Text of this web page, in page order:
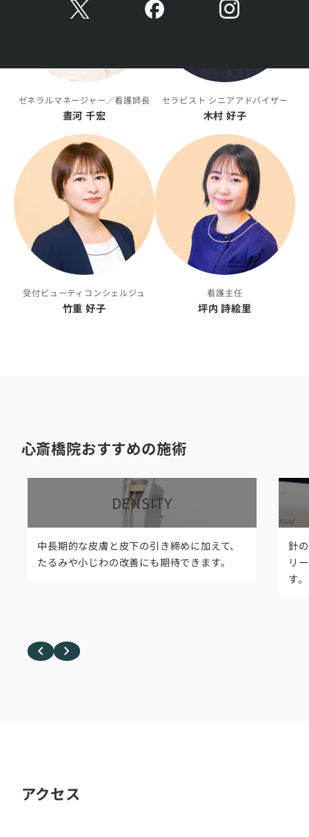
ゼネラルマネージャー／看護師長
晝河 千宏
セラピスト シニアアドバイザー
木村 好子
受付ビューティコンシェルジュ
竹重 好子
看護主任
坪内 詩絵里
心斎橋院おすすめの施術
DENSITY
ー
リ
ン
中長期的な皮膚と皮下の引き締めに加えて、
たるみや小じわの改善にも期待できます。
カ
ー
リ
ン
針
リ
す。
アクセス